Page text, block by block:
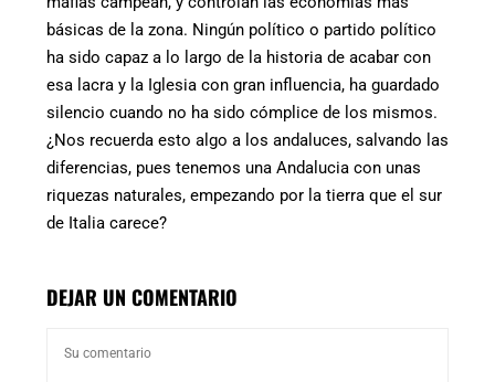
básicas de la zona. Ningún político o partido político
ha sido capaz a lo largo de la historia de acabar con
esa lacra y la Iglesia con gran influencia, ha guardado
silencio cuando no ha sido cómplice de los mismos.
¿Nos recuerda esto algo a los andaluces, salvando las
diferencias, pues tenemos una Andalucia con unas
riquezas naturales, empezando por la tierra que el sur
de Italia carece?
DEJAR UN COMENTARIO